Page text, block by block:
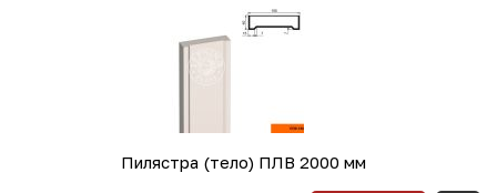
Пилястра (тело) ПЛВ 2000 мм